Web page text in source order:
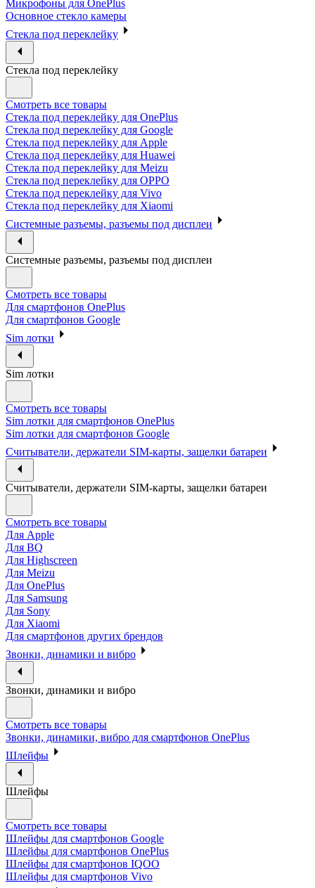
Микрофоны для OnePlus
Основное стекло камеры
Стекла под переклейку
Стекла под переклейку
Смотреть все товары
Стекла под переклейку для OnePlus
Стекла под переклейку для Google
Стекла под переклейку для Apple
Стекла под переклейку для Huawei
Стекла под переклейку для Meizu
Стекла под переклейку для OPPO
Стекла под переклейку для Vivo
Стекла под переклейку для Xiaomi
Системные разъемы, разъемы под дисплеи
Системные разъемы, разъемы под дисплеи
Смотреть все товары
Для смартфонов OnePlus
Для смартфонов Google
Sim лотки
Sim лотки
Смотреть все товары
Sim лотки для смартфонов OnePlus
Sim лотки для смартфонов Google
Считыватели, держатели SIM-карты, защелки батареи
Считыватели, держатели SIM-карты, защелки батареи
Смотреть все товары
Для Apple
Для BQ
Для Highscreen
Для Meizu
Для OnePlus
Для Samsung
Для Sony
Для Xiaomi
Для смартфонов других брендов
Звонки, динамики и вибро
Звонки, динамики и вибро
Смотреть все товары
Звонки, динамики, вибро для смартфонов OnePlus
Шлейфы
Шлейфы
Смотреть все товары
Шлейфы для смартфонов Google
Шлейфы для смартфонов OnePlus
Шлейфы для смартфонов IQOO
Шлейфы для смартфонов Vivo